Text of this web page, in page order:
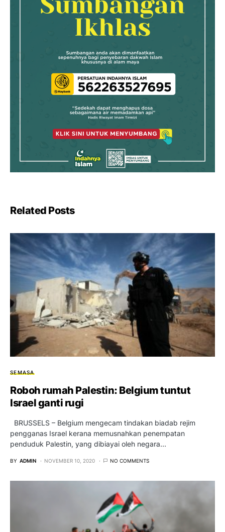
Related Posts
SEMASA
Roboh rumah Palestin: Belgium tuntut
Israel ganti rugi
BRUSSELS – Belgium mengecam tindakan biadab rejim
pengganas Israel kerana memusnahkan penempatan
penduduk Palestin, yang dibiayai oleh negara…
BY ADMIN NOVEMBER 10, 2020 NO COMMENTS